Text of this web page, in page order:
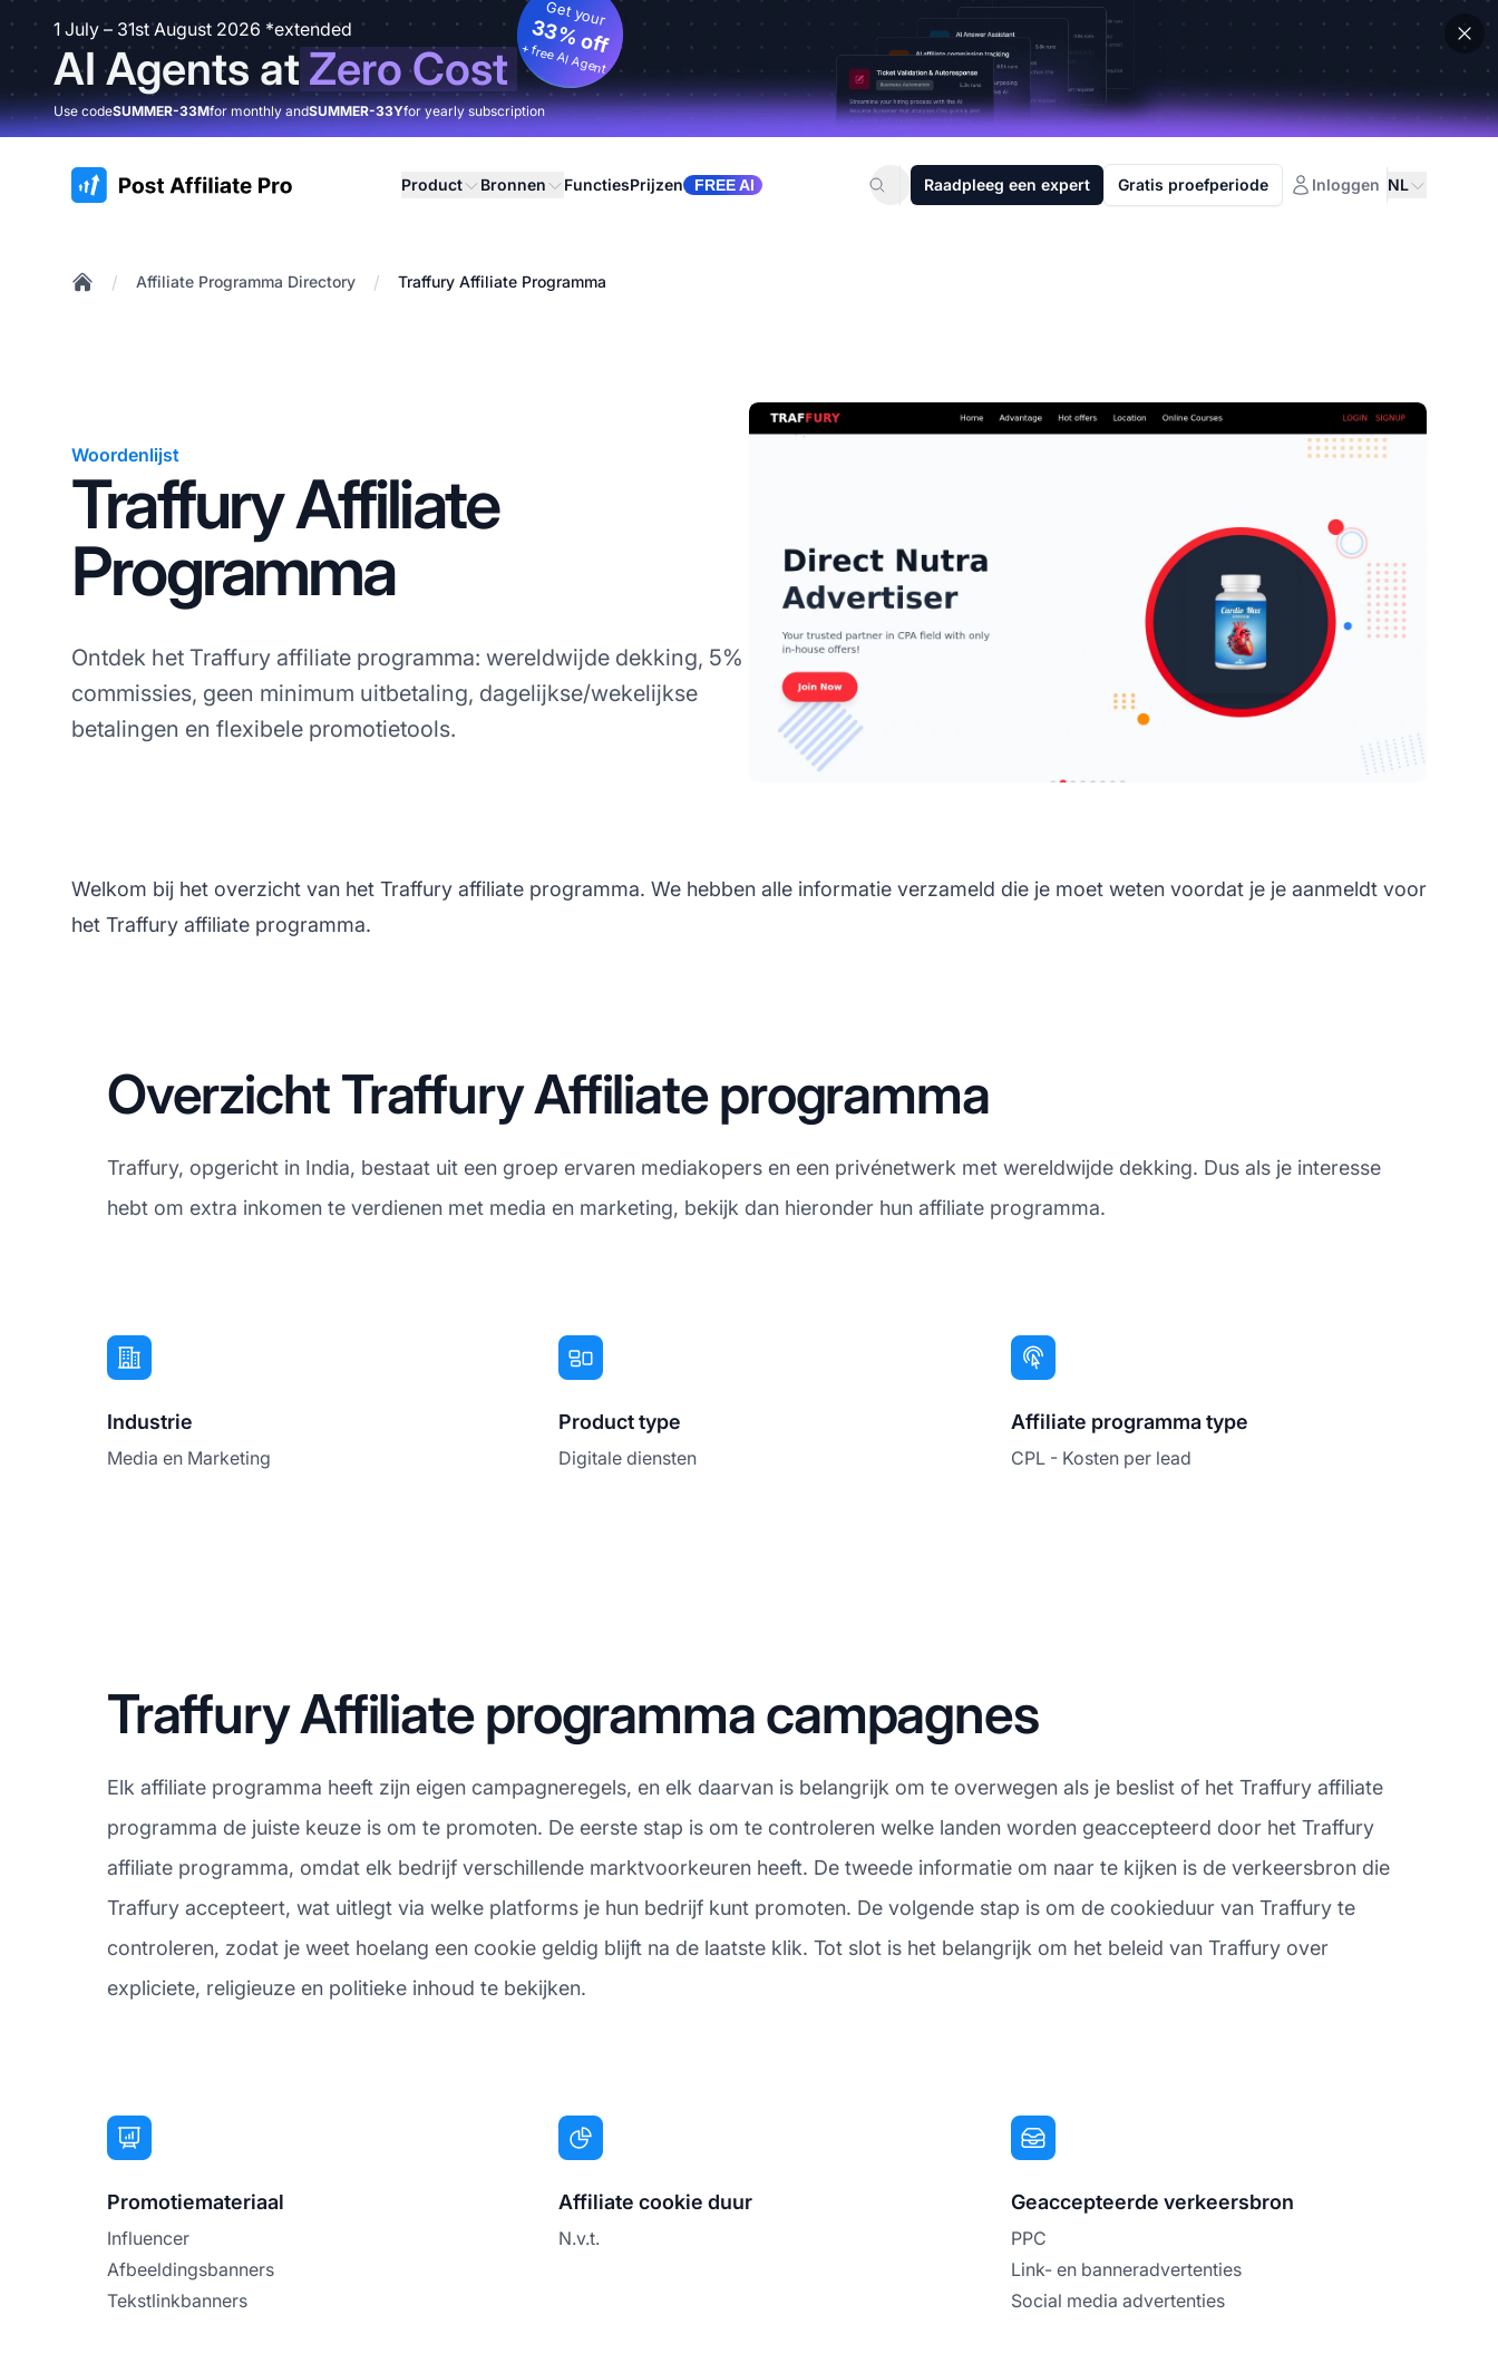
1 July – 31st August 2026 *extended
AI Agents atZero Cost
Get your
33% off
+ free AI Agent
Use codeSUMMER-33Mfor monthly andSUMMER-33Yfor yearly subscription
:site.title Product Bronnen FunctiesPrijzen FREE AI Raadpleeg een expert Gratis proefperiode Inloggen NL
/ Affiliate Programma Directory / Traffury Affiliate Programma
Woordenlijst
Traffury Affiliate
Programma
Ontdek het Traffury affiliate programma: wereldwijde dekking, 5%
commissies, geen minimum uitbetaling, dagelijkse/wekelijkse
betalingen en flexibele promotietools.
Welkom bij het overzicht van het Traffury affiliate programma. We hebben alle informatie verzameld die je moet weten voordat je je aanmeldt voor
het Traffury affiliate programma.
Overzicht Traffury Affiliate programma
Traffury, opgericht in India, bestaat uit een groep ervaren mediakopers en een privénetwerk met wereldwijde dekking. Dus als je interesse
hebt om extra inkomen te verdienen met media en marketing, bekijk dan hieronder hun affiliate programma.
Industrie
Media en Marketing
Product type
Digitale diensten
Affiliate programma type
CPL - Kosten per lead
Traffury Affiliate programma campagnes
Elk affiliate programma heeft zijn eigen campagneregels, en elk daarvan is belangrijk om te overwegen als je beslist of het Traffury affiliate
programma de juiste keuze is om te promoten. De eerste stap is om te controleren welke landen worden geaccepteerd door het Traffury
affiliate programma, omdat elk bedrijf verschillende marktvoorkeuren heeft. De tweede informatie om naar te kijken is de verkeersbron die
Traffury accepteert, wat uitlegt via welke platforms je hun bedrijf kunt promoten. De volgende stap is om de cookieduur van Traffury te
controleren, zodat je weet hoelang een cookie geldig blijft na de laatste klik. Tot slot is het belangrijk om het beleid van Traffury over
expliciete, religieuze en politieke inhoud te bekijken.
Promotiemateriaal
Influencer
Afbeeldingsbanners
Tekstlinkbanners
Affiliate cookie duur
N.v.t.
Geaccepteerde verkeersbron
PPC
Link- en banneradvertenties
Social media advertenties